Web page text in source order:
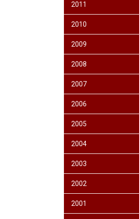
2011
2010
2009
2008
2007
2006
2005
2004
2003
2002
2001